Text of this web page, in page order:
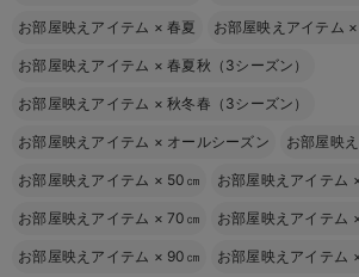
お部屋映えアイテム ×春夏 お部屋映えアイテム ×
お部屋映えアイテム ×春夏秋（3シーズン）
お部屋映えアイテム ×秋冬春（3シーズン）
お部屋映えアイテム × オールシーズン お部屋映
お部屋映えアイテム × 50㎝ お部屋映えアイテム
お部屋映えアイテム ×70㎝ お部屋映えアイテム
お部屋映えアイテム × 90㎝ お部屋映えアイテム